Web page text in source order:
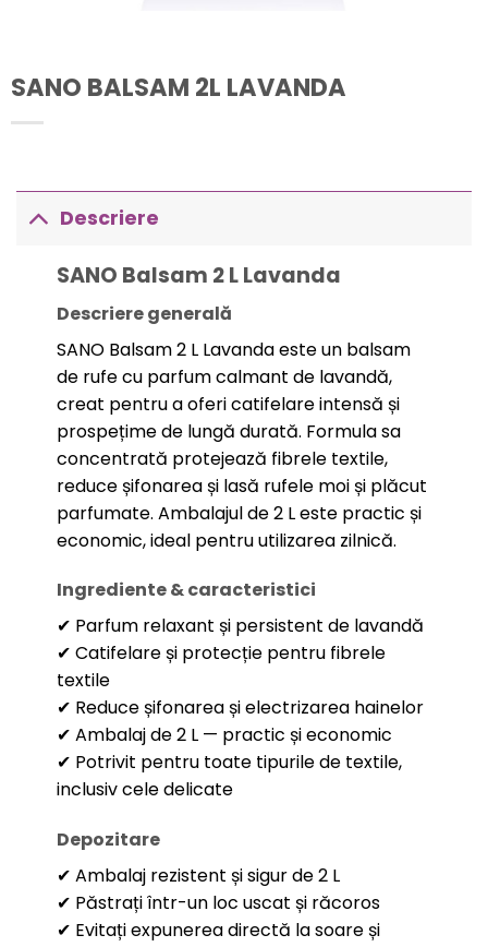
SANO BALSAM 2L LAVANDA
Descriere
SANO Balsam 2 L Lavanda
Descriere generală
SANO Balsam 2 L Lavanda este un balsam
de rufe cu parfum calmant de lavandă,
creat pentru a oferi catifelare intensă și
prospețime de lungă durată. Formula sa
concentrată protejează fibrele textile,
reduce șifonarea și lasă rufele moi și plăcut
parfumate. Ambalajul de 2 L este practic și
economic, ideal pentru utilizarea zilnică.
Ingrediente & caracteristici
✔ Parfum relaxant și persistent de lavandă
✔ Catifelare și protecție pentru fibrele
textile
✔ Reduce șifonarea și electrizarea hainelor
✔ Ambalaj de 2 L — practic și economic
✔ Potrivit pentru toate tipurile de textile,
inclusiv cele delicate
Depozitare
✔ Ambalaj rezistent și sigur de 2 L
✔ Păstrați într-un loc uscat și răcoros
✔ Evitați expunerea directă la soare și